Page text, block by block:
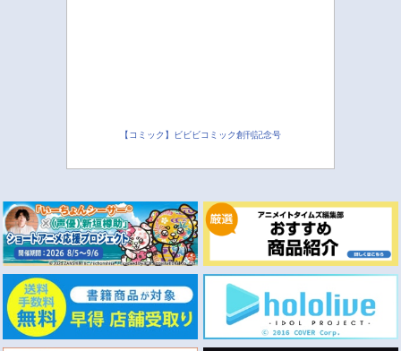
【コミック】ビビビコミック創刊記念号